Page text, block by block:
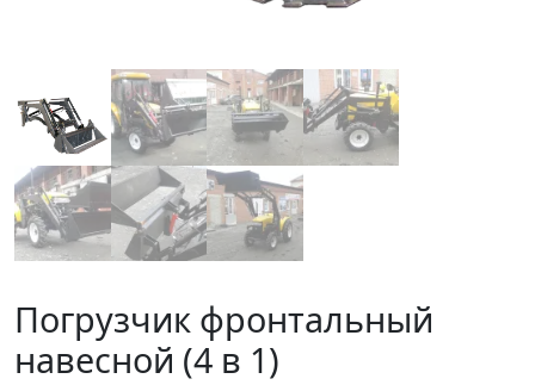
Погрузчик фронтальный
навесной (4 в 1)